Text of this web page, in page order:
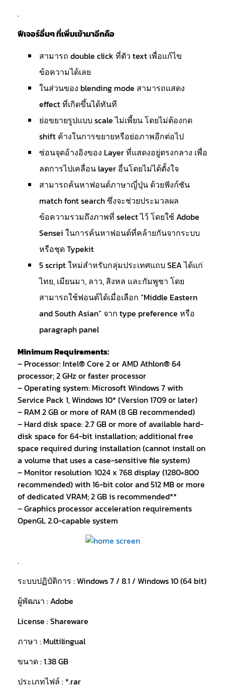
.
ฟีเจอร์อื่นๆ ที่เพิ่มเข้ามาอีกคือ
สามารถ double click ที่ตัว text เพื่อแก้ไข
ข้อความได้เลย
ในส่วนของ blending mode สามารถแสดง
effect ที่เกิดขึ้นได้ทันที
ย่อขยายรูปแบบ scale ไม่เพี้ยน โดยไม่ต้องกด
shift ค้างในการขยายหรือย่อภาพอีกต่อไป
ซ่อนจุดอ้างอิงของ Layer ที่แสดงอยู่ตรงกลาง เพื่อ
ลดการไปเคลื่อน layer อื่นโดยไม่ได้ตั้งใจ
สามารถค้นหาฟอนต์ภาษาญี่ปุ่น ด้วยฟังก์ชัน
match font search ซึ่งจะช่วยประมวลผล
ข้อความรวมถึงภาพที่ select ไว้ โดยใช้ Adobe
Sensei ในการค้นหาฟอนต์ที่คล้ายกันจากระบบ
หรือชุด Typekit
5 script ใหม่สำหรับกลุ่มประเทศแถบ SEA ได้แก่
ไทย, เมียนมา, ลาว, สิงหล และกัมพูชา โดย
สามารถใช้ฟอนต์ได้เมื่อเลือก “Middle Eastern
and South Asian” จาก type preference หรือ
paragraph panel
Minimum Requirements:
– Processor: Intel® Core 2 or AMD Athlon® 64
processor; 2 GHz or faster processor
– Operating system: Microsoft Windows 7 with
Service Pack 1, Windows 10* (Version 1709 or later)
– RAM 2 GB or more of RAM (8 GB recommended)
– Hard disk space: 2.7 GB or more of available hard-
disk space for 64-bit installation; additional free
space required during installation (cannot install on
a volume that uses a case-sensitive file system)
– Monitor resolution: 1024 x 768 display (1280×800
recommended) with 16-bit color and 512 MB or more
of dedicated VRAM; 2 GB is recommended**
– Graphics processor acceleration requirements
OpenGL 2.0-capable system
.
ระบบปฏิบัติการ : Windows 7 / 8.1 / Windows 10 (64 bit)
ผู้พัฒนา : Adobe
License : Shareware
ภาษา : Multilingual
ขนาด : 1.38 GB
ประเภทไฟล์ : *.rar